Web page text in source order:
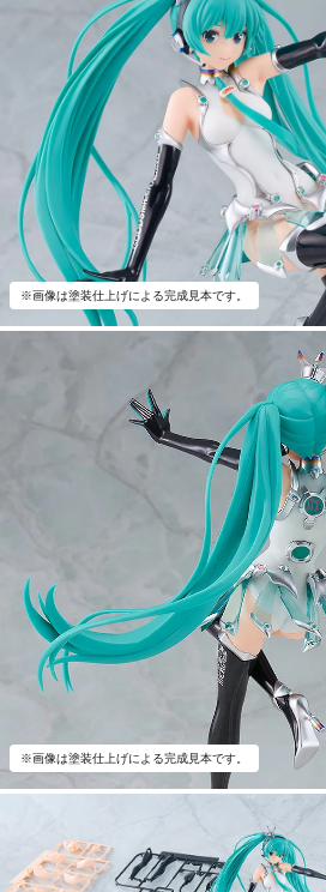
※画像は塗装仕上げによる完成見本です。
※画像は塗装仕上げによる完成見本です。